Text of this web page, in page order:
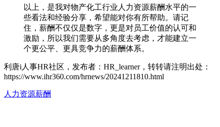
以上，是我对物产化工行业人力资源薪酬水平的一
些看法和经验分享，希望能对你有所帮助。请记
住，薪酬不仅仅是数字，更是对员工价值的认可和
激励，所以我们需要从多角度去考虑，才能建立一
个更公平、更具竞争力的薪酬体系。
利唐i人事HR社区，发布者：HR_learner，转转请注明出处：
https://www.ihr360.com/hrnews/20241211810.html
人力资源薪酬